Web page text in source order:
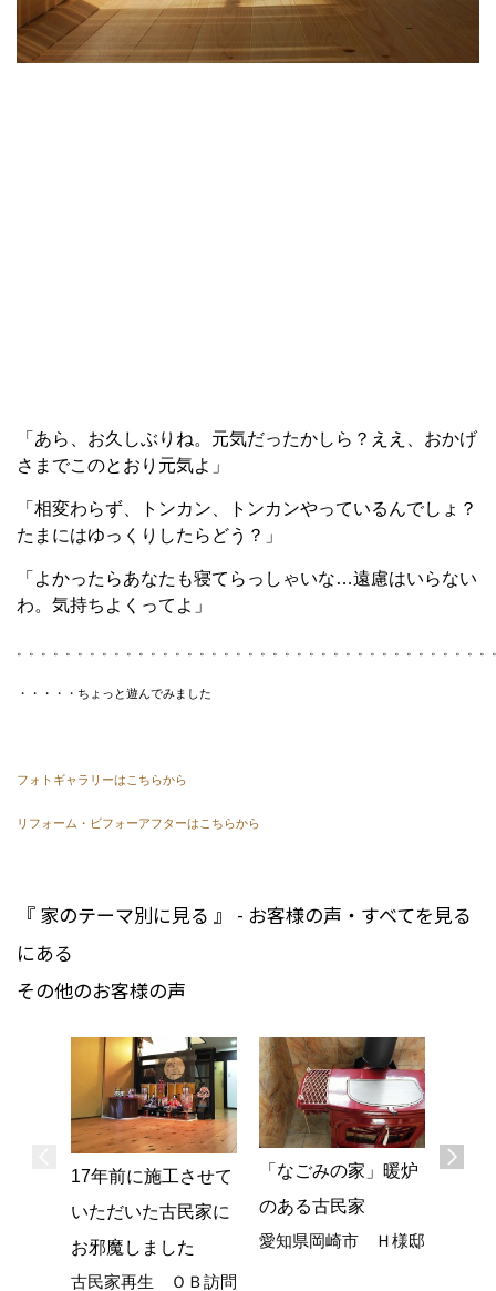
「あら、お久しぶりね。元気だったかしら？ええ、おかげ
さまでこのとおり元気よ」
「相変わらず、トンカン、トンカンやっているんでしょ？
たまにはゆっくりしたらどう？」
「よかったらあなたも寝てらっしゃいな…遠慮はいらない
わ。気持ちよくってよ」
。。。。。。。。。。。。。。。。。。。。。。。。。。。。。。。。。。。。。。
・・・・・ちょっと遊んでみました
フォトギャラリーはこちらから
リフォーム・ビフォーアフターはこちらから
『 家のテーマ別に見る 』 - お客様の声・すべてを見る
にある
その他のお客様の声
17年前に施工させて
いただいた古民家に
お邪魔しました
古民家再生 ＯＢ訪問
「なごみの家」暖炉
のある古民家
愛知県岡崎市 Ｈ様邸
土間